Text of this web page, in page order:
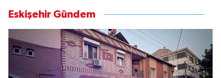
Eskişehir Gündem